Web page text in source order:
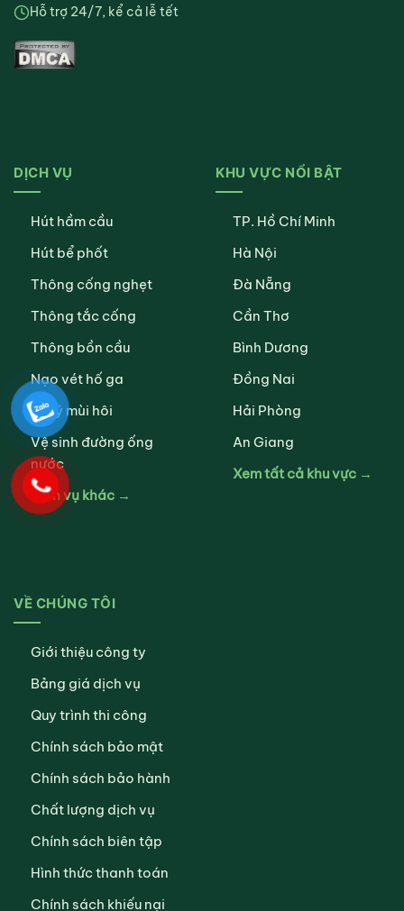
Hỗ trợ 24/7, kể cả lễ tết
DỊCH VỤ
Hút hầm cầu
Hút bể phốt
Thông cống nghẹt
Thông tắc cống
Thông bồn cầu
Nạo vét hố ga
Xử lý mùi hôi
Vệ sinh đường ống
nước
Dịch vụ khác →
KHU VỰC NỔI BẬT
TP. Hồ Chí Minh
Hà Nội
Đà Nẵng
Cần Thơ
Bình Dương
Đồng Nai
Hải Phòng
An Giang
Xem tất cả khu vực →
VỀ CHÚNG TÔI
Giới thiệu công ty
Bảng giá dịch vụ
Quy trình thi công
Chính sách bảo mật
Chính sách bảo hành
Chất lượng dịch vụ
Chính sách biên tập
Hình thức thanh toán
Chính sách khiếu nại